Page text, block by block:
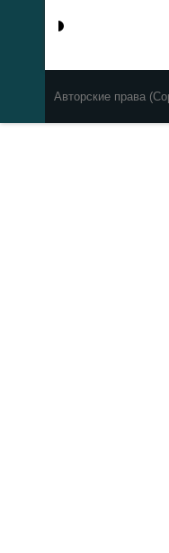
Авторские права